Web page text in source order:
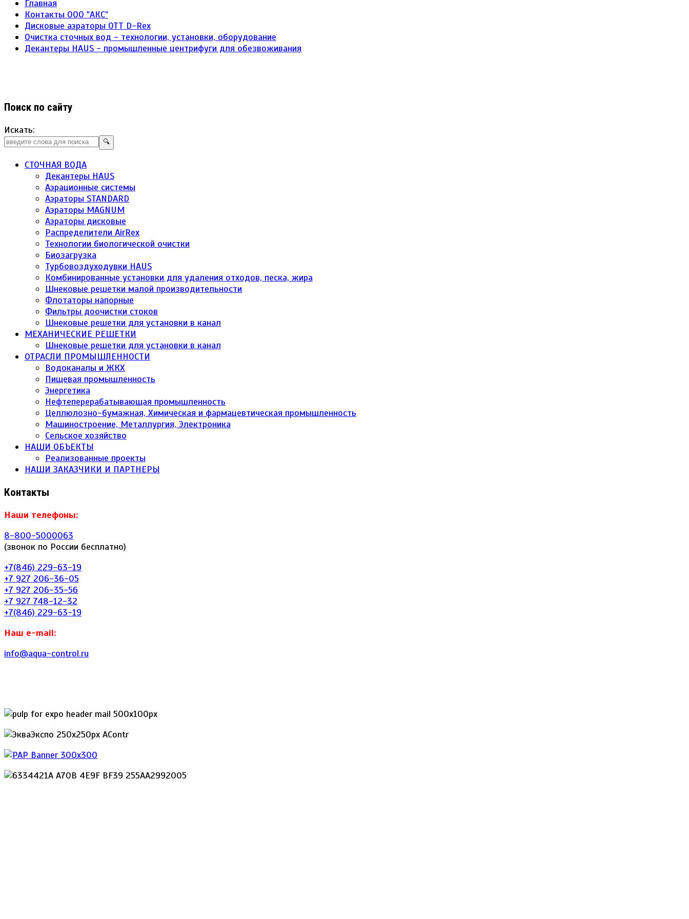
Главная
Контакты ООО "АКС"
Дисковые аэраторы ОТТ D-Rex
Очистка сточных вод - технологии, установки, оборудование
Декантеры HAUS - промышленные центрифуги для обезвоживания
Поиск по сайту
Искать:
🔍
СТОЧНАЯ ВОДА
Декантеры HAUS
Аэрационные системы
Аэраторы STANDARD
Аэраторы MAGNUM
Аэраторы дисковые
Распределители AirRex
Технологии биологической очистки
Биозагрузка
Турбовоздуходувки HAUS
Комбинированные установки для удаления отходов, песка, жира
Шнековые решетки малой производительности
Флотаторы напорные
Фильтры доочистки стоков
Шнековые решетки для установки в канал
МЕХАНИЧЕСКИЕ РЕШЕТКИ
Шнековые решетки для установки в канал
ОТРАСЛИ ПРОМЫШЛЕННОСТИ
Водоканалы и ЖКХ
Пищевая промышленность
Энергетика
Нефтеперерабатывающая промышленность
Целлюлозно-бумажная, Химическая и фармацевтическая промышленность
Машиностроение, Металлургия, Электроника
Сельское хозяйство
НАШИ ОБЪЕКТЫ
Реализованные проекты
НАШИ ЗАКАЗЧИКИ И ПАРТНЕРЫ
Контакты
Наши телефоны:
8-800-5000063
(звонок по России бесплатно)
+7(846) 229-63-19
+7 927 206-36-05
+7 927 206-35-56
+7 927 748-12-32
+7(846) 229-63-19
Наш e-mail:
info@aqua-control.ru